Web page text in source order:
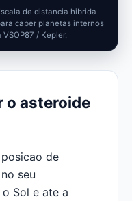
de distancia hibrida
caber planetas internos
/ Kepler.
o asteroide
de
seu
Sol e ate a